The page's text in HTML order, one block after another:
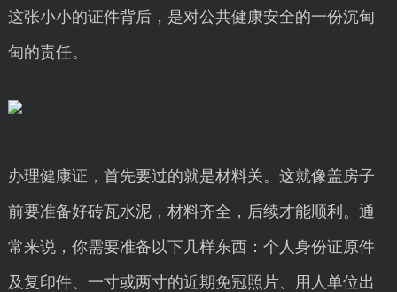
这张小小的证件背后，是对公共健康安全的一份沉甸
甸的责任。
办理健康证，首先要过的就是材料关。这就像盖房子
前要准备好砖瓦水泥，材料齐全，后续才能顺利。通
常来说，你需要准备以下几样东西：个人身份证原件
及复印件、一寸或两寸的近期免冠照片、用人单位出